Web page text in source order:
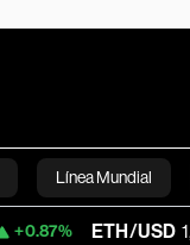
Línea Mundial
Bloomberg
ETH/USD 1,875.253